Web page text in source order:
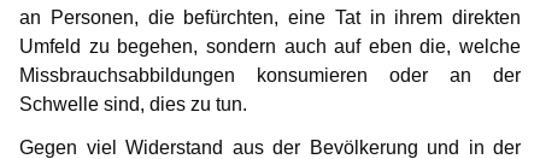
Gedanken zur Childlove Symbolik
Doppelbetroffenheit
FAQ – häufig gestellte Fragen
Marco
Max
Bildungsangebote
Wo finde ich Hilfe?
Ähnliche Plattformen
Archiv
an Personen, die befürchten, eine Tat in ihrem direkten
Umfeld zu begehen, sondern auch auf eben die, welche
Missbrauchsabbildungen konsumieren oder an der
Schwelle sind, dies zu tun.
Gegen viel Widerstand aus der Bevölkerung und in der